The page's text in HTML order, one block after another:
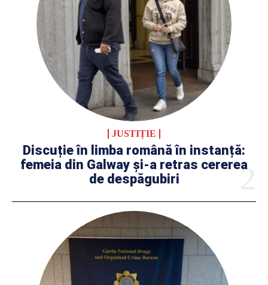
JUSTIȚIE
Discuție în limba română în instanță:
femeia din Galway și-a retras cererea
de despăgubiri